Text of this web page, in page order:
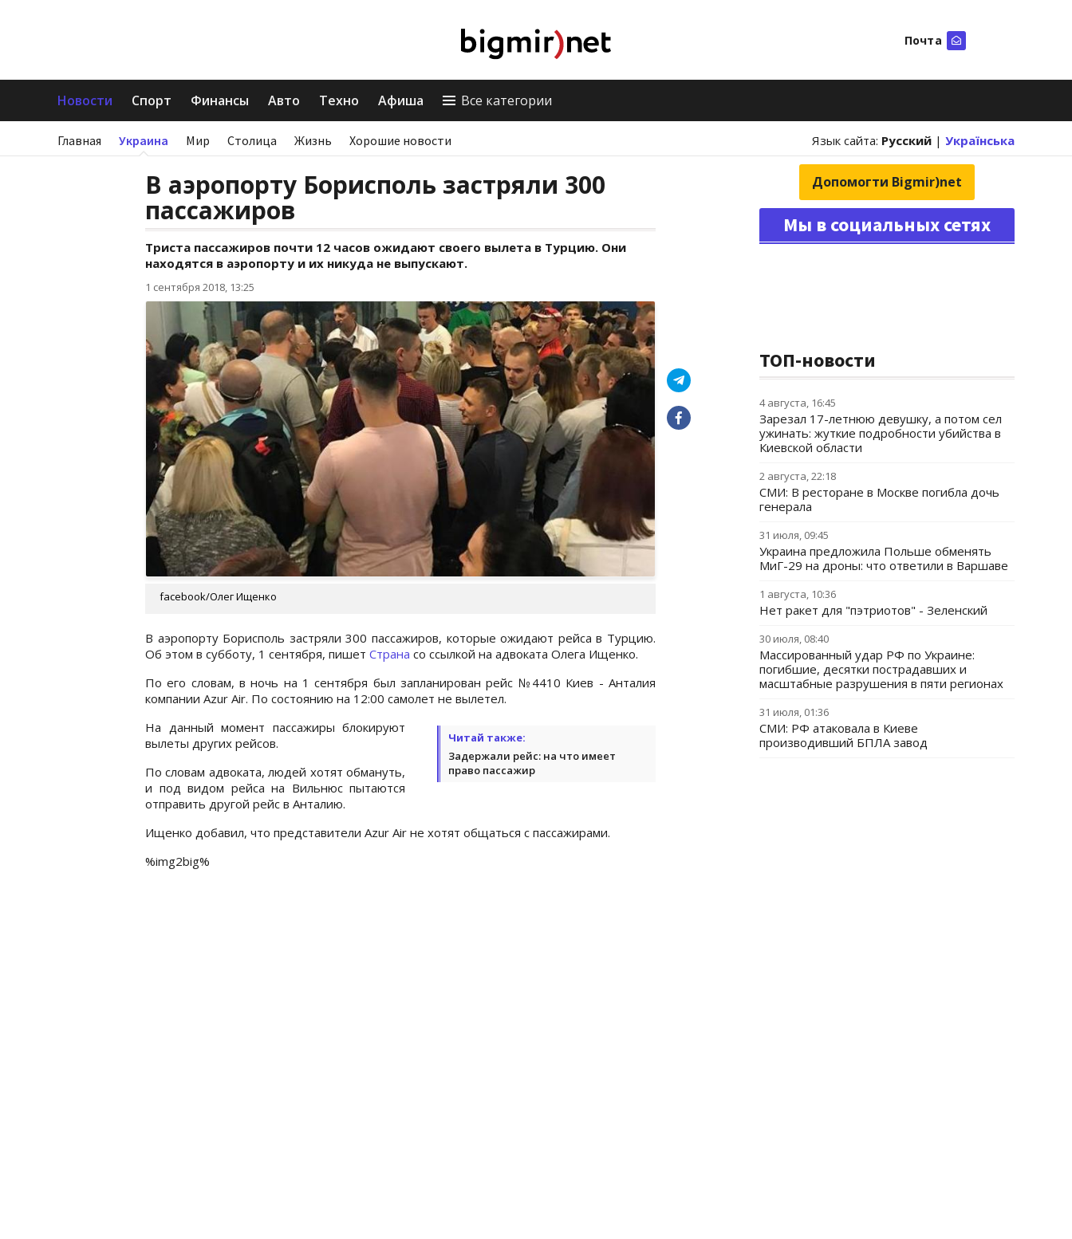
Почта
Новости Спорт Финансы Авто Техно Афиша Все категории
Главная Украина Мир Столица Жизнь Хорошие новости Язык сайта: Русский | Українська
В аэропорту Борисполь застряли 300
пассажиров
Триста пассажиров почти 12 часов ожидают своего вылета в Турцию. Они
находятся в аэропорту и их никуда не выпускают.
1 сентября 2018, 13:25
facebook/Олег Ищенко
В аэропорту Борисполь застряли 300 пассажиров, которые ожидают рейса в Турцию.
Об этом в субботу, 1 сентября, пишет Страна со ссылкой на адвоката Олега Ищенко.
По его словам, в ночь на 1 сентября был запланирован рейс №4410 Киев - Анталия
компании Azur Air. По состоянию на 12:00 самолет не вылетел.
Читай также:
Задержали рейс: на что имеет
право пассажир
На данный момент пассажиры блокируют
вылеты других рейсов.
По словам адвоката, людей хотят обмануть,
и под видом рейса на Вильнюс пытаются
отправить другой рейс в Анталию.
Ищенко добавил, что представители Azur Air не хотят общаться с пассажирами.
%img2big%
Допомогти Bigmir)net
Мы в социальных сетях
ТОП-новости
4 августа, 16:45
Зарезал 17-летнюю девушку, а потом сел
ужинать: жуткие подробности убийства в
Киевской области
2 августа, 22:18
СМИ: В ресторане в Москве погибла дочь
генерала
31 июля, 09:45
Украина предложила Польше обменять
МиГ-29 на дроны: что ответили в Варшаве
1 августа, 10:36
Нет ракет для "пэтриотов" - Зеленский
30 июля, 08:40
Массированный удар РФ по Украине:
погибшие, десятки пострадавших и
масштабные разрушения в пяти регионах
31 июля, 01:36
СМИ: РФ атаковала в Киеве
производивший БПЛА завод